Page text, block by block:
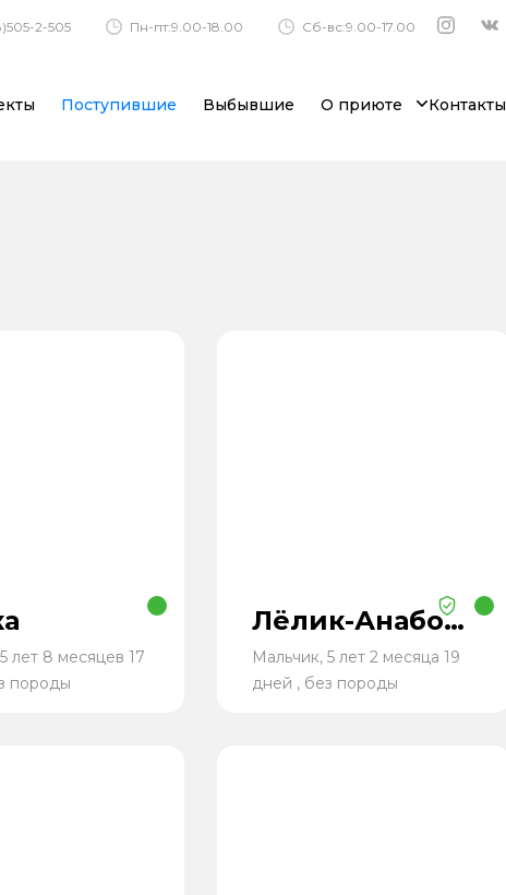
2-505 Пн-пт:9.00-18.00 Сб-вс:9.00-17.00
Поступившие Выбывшие О приюте Контакты
лет 8 месяцев 17
породы
Лёлик-Анаболик
Мальчик, 5 лет 2 месяца 19
дней , без породы